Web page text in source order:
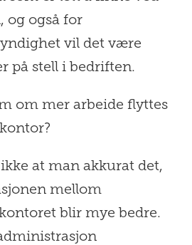
og også for
vil det være
på stell i bedriften.
om mer arbeide flyttes
at man akkurat det,
mellom
blir mye bedre.